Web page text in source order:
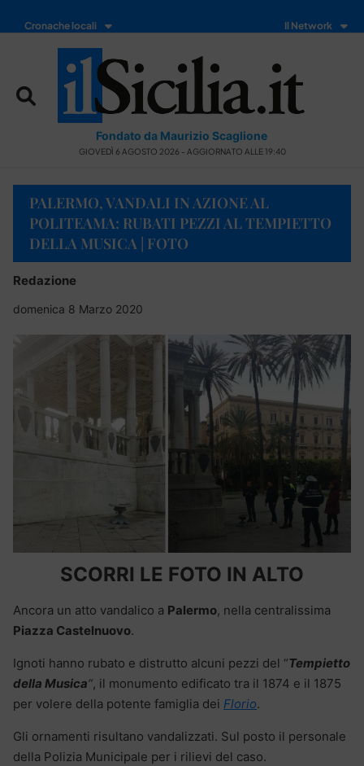
Cronache locali Il Network
Fondato da Maurizio Scaglione
GIOVEDÌ 6 AGOSTO 2026 - AGGIORNATO ALLE 19:40
PALERMO, VANDALI IN AZIONE AL
POLITEAMA: RUBATI PEZZI AL TEMPIETTO
DELLA MUSICA | FOTO
Redazione
domenica 8 Marzo 2020
SCORRI LE FOTO IN ALTO
Ancora un atto vandalico a Palermo, nella centralissima
Piazza Castelnuovo.
Ignoti hanno rubato e distrutto alcuni pezzi del “Tempietto
della Musica“, il monumento edificato tra il 1874 e il 1875
per volere della potente famiglia dei Florio.
Gli ornamenti risultano vandalizzati. Sul posto il personale
della Polizia Municipale per i rilievi del caso.